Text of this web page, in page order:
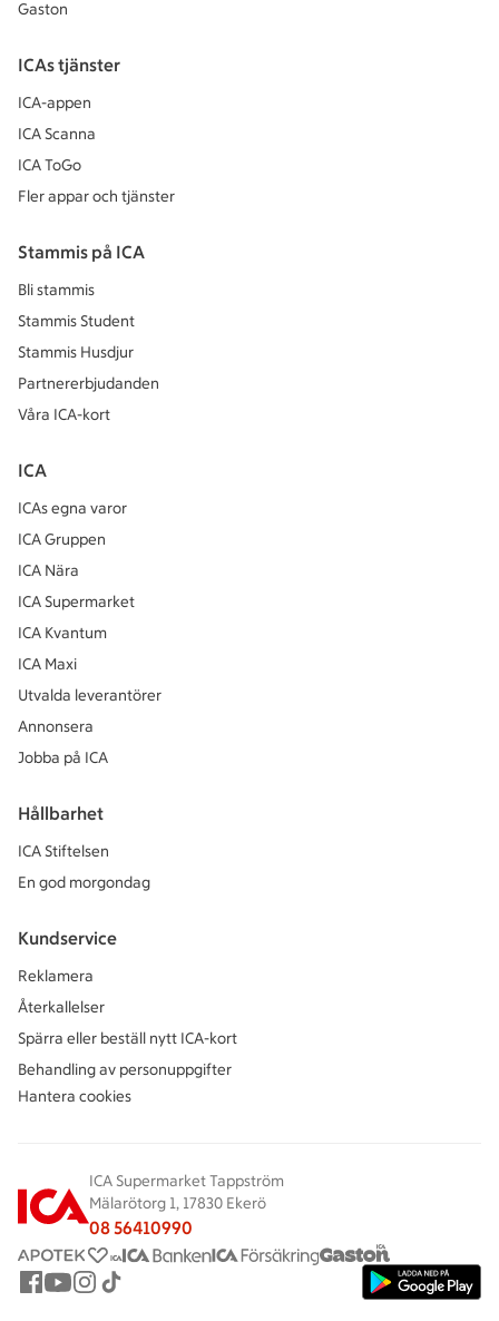
Gaston
ICAs tjänster
ICA-appen
ICA Scanna
ICA ToGo
Fler appar och tjänster
Stammis på ICA
Bli stammis
Stammis Student
Stammis Husdjur
Partnererbjudanden
Våra ICA-kort
ICA
ICAs egna varor
ICA Gruppen
ICA Nära
ICA Supermarket
ICA Kvantum
ICA Maxi
Utvalda leverantörer
Annonsera
Jobba på ICA
Hållbarhet
ICA Stiftelsen
En god morgondag
Kundservice
Reklamera
Återkallelser
Spärra eller beställ nytt ICA-kort
Behandling av personuppgifter
Hantera cookies
ICA Supermarket Tappström
Mälarötorg 1, 17830 Ekerö
08 56410990